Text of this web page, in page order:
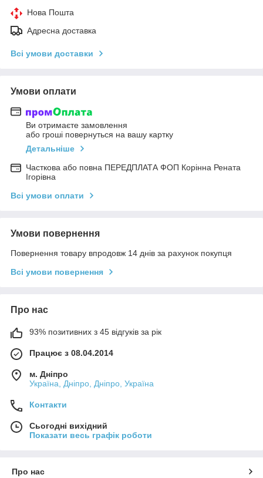
Нова Пошта
Адресна доставка
Всі умови доставки
Умови оплати
Ви отримаєте замовлення
або гроші повернуться на вашу картку
Детальніше
Часткова або повна ПЕРЕДПЛАТА ФОП Корінна Рената
Ігорівна
Всі умови оплати
Умови повернення
Повернення товару впродовж 14 днів за рахунок покупця
Всі умови повернення
Про нас
93% позитивних з 45 відгуків за рік
Працює з 08.04.2014
м. Дніпро
Україна, Дніпро, Дніпро, Україна
Контакти
Сьогодні вихідний
Показати весь графік роботи
Про нас